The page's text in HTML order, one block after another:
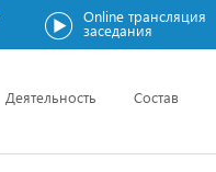
Online трансляция
заседания
Деятельность Состав